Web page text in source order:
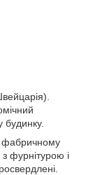
будинку.
фабричному
фурнітурою і